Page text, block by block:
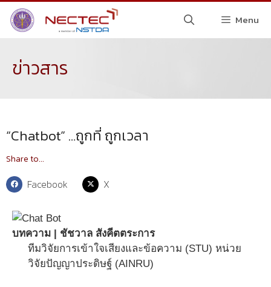
Menu
ข่าวสาร
“Chatbot” …ถูกที่ ถูกเวลา
Share to...
Facebook X
บทความ | ชัชวาล สังคีตตระการ
ทีมวิจัยการเข้าใจเสียงและข้อความ (STU) หน่วย
วิจัยปัญญาประดิษฐ์ (AINRU)